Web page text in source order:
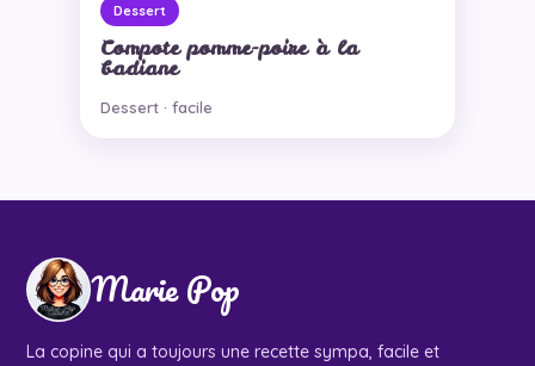
Dessert
Compote pomme-poire à la
badiane
Dessert · facile
Marie Pop
La copine qui a toujours une recette sympa, facile et